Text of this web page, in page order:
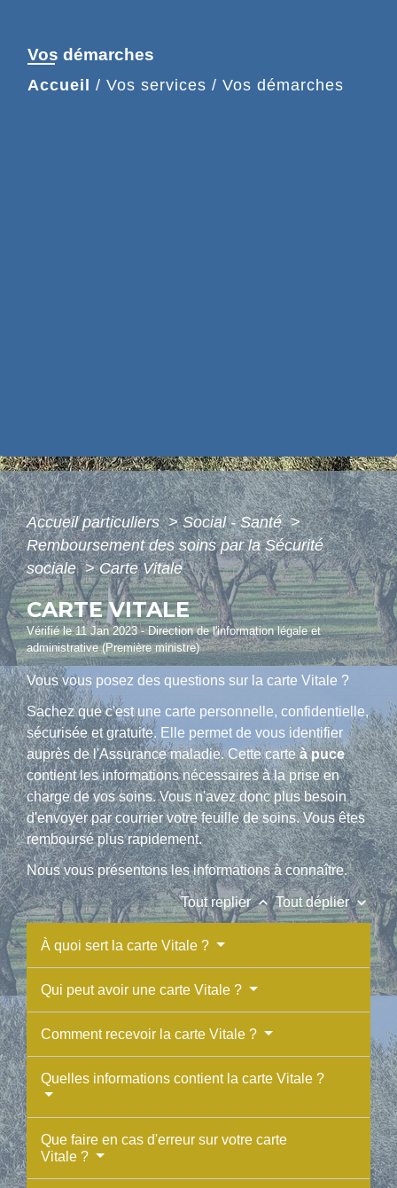
Vos démarches
Accueil / Vos services / Vos démarches
Accueil particuliers> Social - Santé>
Remboursement des soins par la Sécurité
sociale> Carte Vitale
CARTE VITALE
Vérifié le 11 Jan 2023 - Direction de l'information légale et
administrative (Première ministre)
Vous vous posez des questions sur la carte Vitale ?
Sachez que c'est une carte personnelle, confidentielle,
sécurisée et gratuite. Elle permet de vous identifier
auprès de l'Assurance maladie. Cette carteà puce
contient les informations nécessaires à la prise en
charge de vos soins. Vous n'avez donc plus besoin
d'envoyer par courrier votre feuille de soins. Vous êtes
remboursé plus rapidement.
Nous vous présentons les informations à connaître.
Tout replierkeyboard_arrow_up Tout déplierkeyboard_arrow_down
À quoi sert la carte Vitale ?
Qui peut avoir une carte Vitale ?
Comment recevoir la carte Vitale ?
Quelles informations contient la carte Vitale ?
Que faire en cas d'erreur sur votre carte
Vitale ?